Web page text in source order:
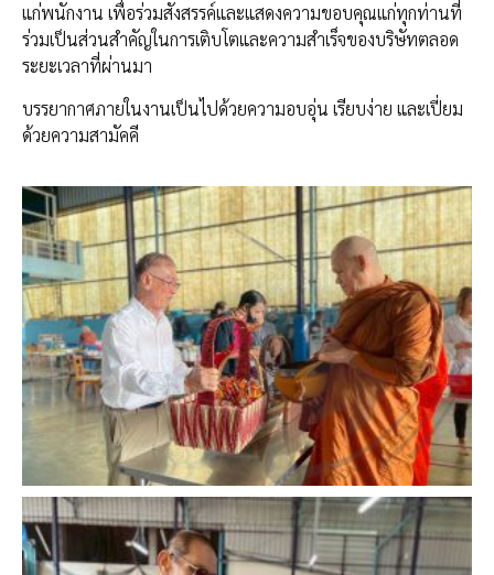
แก่พนักงาน เพื่อร่วมสังสรรค์และแสดงความขอบคุณแก่ทุกท่านที่
ร่วมเป็นส่วนสำคัญในการเติบโตและความสำเร็จของบริษัทตลอด
ระยะเวลาที่ผ่านมา
บรรยากาศภายในงานเป็นไปด้วยความอบอุ่น เรียบง่าย และเปี่ยม
ด้วยความสามัคคี